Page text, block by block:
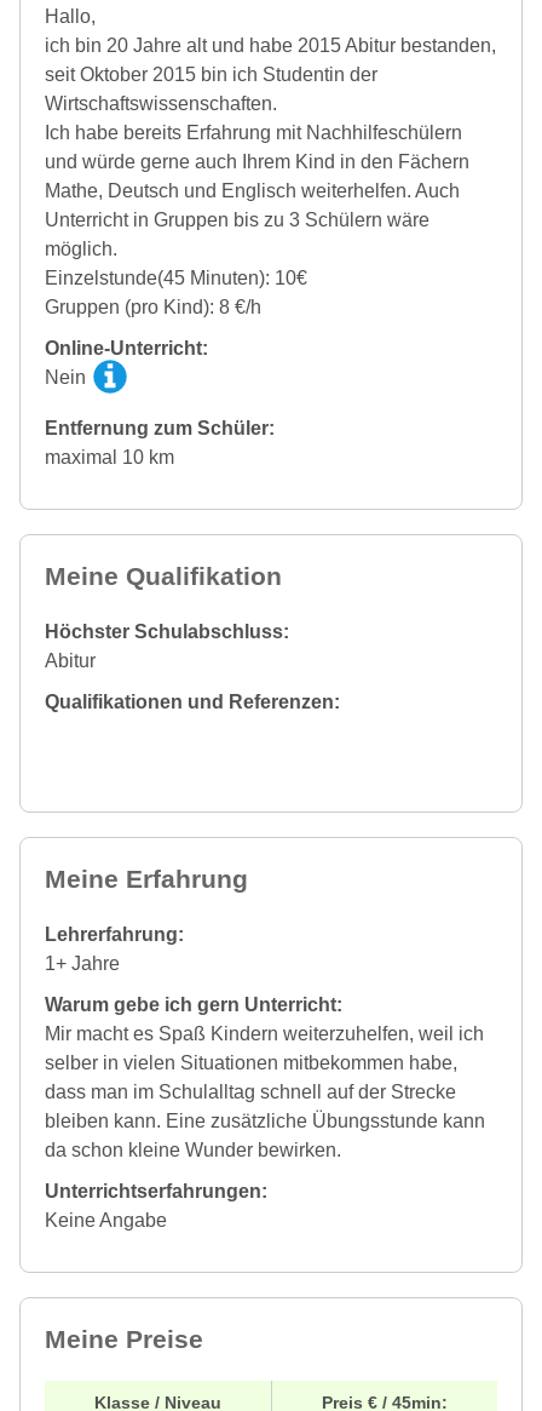
Hallo,
ich bin 20 Jahre alt und habe 2015 Abitur bestanden,
seit Oktober 2015 bin ich Studentin der
Wirtschaftswissenschaften.
Ich habe bereits Erfahrung mit Nachhilfeschülern
und würde gerne auch Ihrem Kind in den Fächern
Mathe, Deutsch und Englisch weiterhelfen. Auch
Unterricht in Gruppen bis zu 3 Schülern wäre
möglich.
Einzelstunde(45 Minuten): 10€
Gruppen (pro Kind): 8 €/h
Online-Unterricht:
Nein
Entfernung zum Schüler:
maximal 10 km
Meine Qualifikation
Höchster Schulabschluss:
Abitur
Qualifikationen und Referenzen:
Meine Erfahrung
Lehrerfahrung:
1+ Jahre
Warum gebe ich gern Unterricht:
Mir macht es Spaß Kindern weiterzuhelfen, weil ich
selber in vielen Situationen mitbekommen habe,
dass man im Schulalltag schnell auf der Strecke
bleiben kann. Eine zusätzliche Übungsstunde kann
da schon kleine Wunder bewirken.
Unterrichtserfahrungen:
Keine Angabe
Meine Preise
Klasse / Niveau Preis € / 45min: